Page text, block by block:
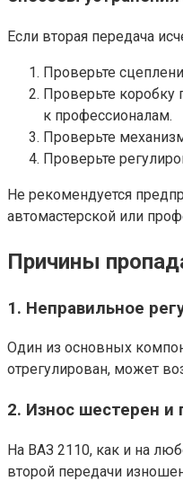
Если вторая передача
Проверьте
Проверьте коробку
к профессионалам.
Проверьте
Проверьте
Не рекомендуется
автомастерской или
Причины
1. Неправильное
Один из основных
отрегулирован, может
2. Износ шестерен и
На ВАЗ 2110, как и на
второй передачи